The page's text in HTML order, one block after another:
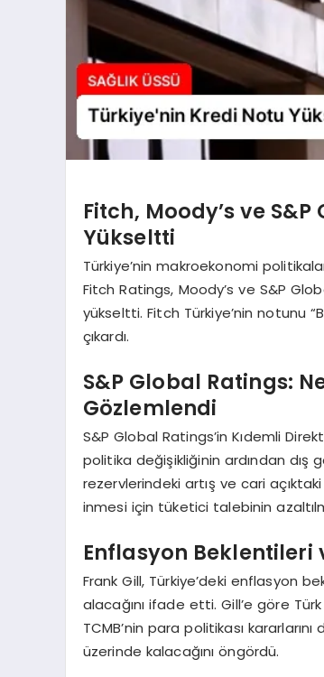
Fitch, Moody’s ve
Yükseltti
Türkiye’nin makroekonomi
Fitch Ratings, Moody’s ve S&P
yükseltti. Fitch Türkiye’nin notunu
çıkardı.
S&P Global Ratings:
Gözlemlendi
S&P Global Ratings’in Kıdemli
politika değişikliğinin ardından dış
rezervlerindeki artış ve cari
inmesi için tüketici talebinin
Enflasyon Beklentileri
Frank Gill, Türkiye’deki enflasyon
alacağını ifade etti. Gill’e göre Türk
TCMB’nin para politikası
üzerinde kalacağını öngördü.